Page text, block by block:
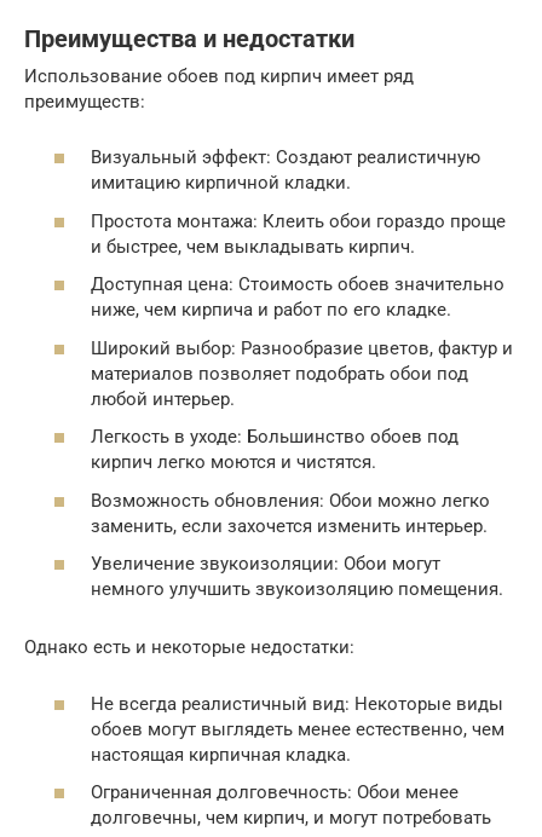
Преимущества и недостатки
Использование обоев под кирпич имеет ряд
преимуществ:
Визуальный эффект: Создают реалистичную
имитацию кирпичной кладки.
Простота монтажа: Клеить обои гораздо проще
и быстрее, чем выкладывать кирпич.
Доступная цена: Стоимость обоев значительно
ниже, чем кирпича и работ по его кладке.
Широкий выбор: Разнообразие цветов, фактур и
материалов позволяет подобрать обои под
любой интерьер.
Легкость в уходе: Большинство обоев под
кирпич легко моются и чистятся.
Возможность обновления: Обои можно легко
заменить, если захочется изменить интерьер.
Увеличение звукоизоляции: Обои могут
немного улучшить звукоизоляцию помещения.
Однако есть и некоторые недостатки:
Не всегда реалистичный вид: Некоторые виды
обоев могут выглядеть менее естественно, чем
настоящая кирпичная кладка.
Ограниченная долговечность: Обои менее
долговечны, чем кирпич, и могут потребовать